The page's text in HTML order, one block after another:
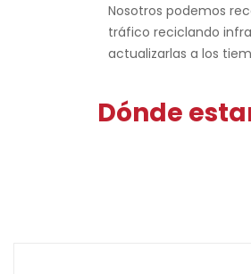
Nosotros podemos
tráfico reciclando
actualizarlas a los
Dónde